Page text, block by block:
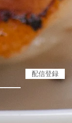
きませんのでご
来次第発送い
場合もありま
生育状態によ
りませんがキャ
配信登録